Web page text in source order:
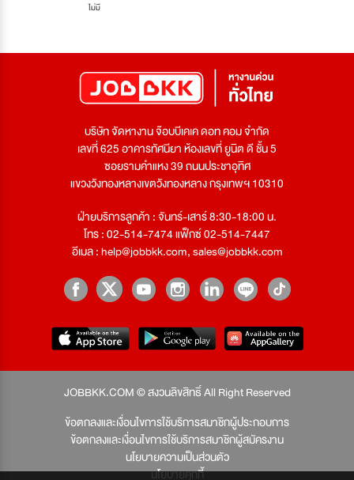
ไม่มี
บริษัท จัดหางาน จ๊อบบีเคเค ดอท คอม จำกัด
เลขที่ 625 อาคารทัศนียา ห้องเลขที่ ยูนิต ดี ชั้น 5
ซอยรามคำแหง 39 ถนนประชาอุทิศ
แขวงวังทองหลางเขตวังทองหลาง กรุงเทพฯ 10310
ฝ่ายบริการลูกค้า : จันทร์-เสาร์ 8:30-18:00 น.
โทร : 02-514-7474 แฟ็กซ์ 02-514-7447
อีเมล :help@jobbkk.com,sales@jobbkk.com
JOBBKK.COM © สงวนลิขสิทธิ์ All Right Reserved
ข้อตกลงและเงื่อนไขการใช้บริการสมาชิกผู้ประกอบการ
ข้อตกลงและเงื่อนไขการใช้บริการสมาชิกผู้สมัครงาน
นโยบายความเป็นส่วนตัว
นโยบายคุกกี้